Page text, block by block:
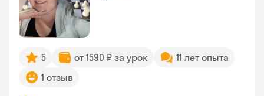
5 от 1590 ₽ за урок
11 лет опыта
1 отзыв